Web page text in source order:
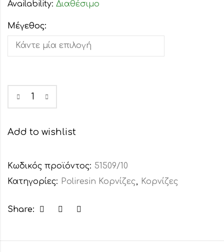
Availability: Διαθέσιμο
Μέγεθος:
Add to wishlist
Κωδικός προϊόντος: 51509/10
Κατηγορίες: Poliresin Κορνίζες, Κορνίζες
Share: